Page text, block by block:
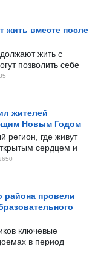
жить вместе после
жить с
позволить себе
жителей
Новым Годом
регион, где живут
сердцем и
района провели
ключевые
в период